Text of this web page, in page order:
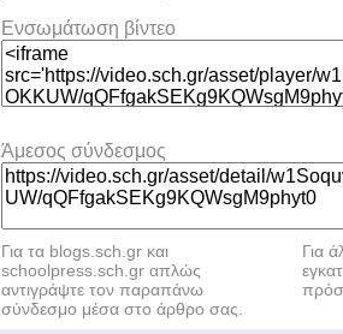
Ενσωμάτωση βίντεο
Άμεσος σύνδεσμος
Για τα blogs.sch.gr και
schoolpress.sch.gr απλώς
αντιγράψτε τον παραπάνω
σύνδεσμο μέσα στο άρθρο σας.
Για